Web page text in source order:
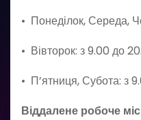
• Понеділок, Середа,
• Вівторок: з 9.00 до
• П’ятниця, Субота: з
Віддалене робоче